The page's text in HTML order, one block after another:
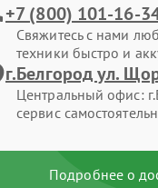
+7 (800) 101-16-
Свяжитесь с нами
техники быстро и
г.Белгород ул.
Центральный офис:
сервис
Подробнее о